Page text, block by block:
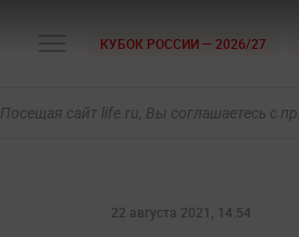
КУБОК РОССИИ — 2026/27
Посещая сайт life.ru, Вы соглашаетесь с
22 августа 2021, 14:54